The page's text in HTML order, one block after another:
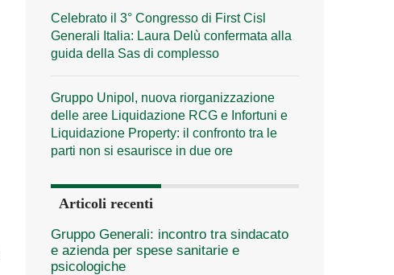
Celebrato il 3° Congresso di First Cisl
Generali Italia: Laura Delù confermata alla
guida della Sas di complesso
Gruppo Unipol, nuova riorganizzazione
delle aree Liquidazione RCG e Infortuni e
Liquidazione Property: il confronto tra le
parti non si esaurisce in due ore
Articoli recenti
Gruppo Generali: incontro tra sindacato
e azienda per spese sanitarie e
psicologiche